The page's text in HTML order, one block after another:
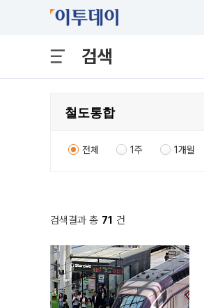
검색
전체 1주 1개월
검색결과 총 71 건